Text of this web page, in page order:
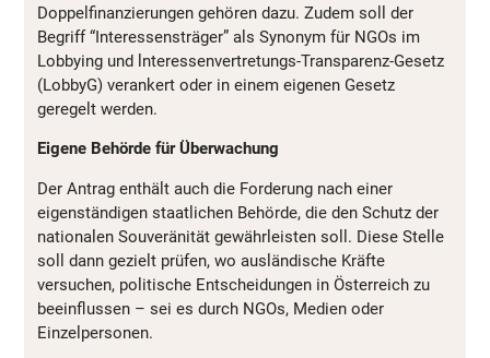
Doppelfinanzierungen gehören dazu. Zudem soll der
Begriff “Interessensträger” als Synonym für NGOs im
Lobbying und lnteressenvertretungs-Transparenz-Gesetz
(LobbyG) verankert oder in einem eigenen Gesetz
geregelt werden.
Eigene Behörde für Überwachung
Der Antrag enthält auch die Forderung nach einer
eigenständigen staatlichen Behörde, die den Schutz der
nationalen Souveränität gewährleisten soll. Diese Stelle
soll dann gezielt prüfen, wo ausländische Kräfte
versuchen, politische Entscheidungen in Österreich zu
beeinflussen – sei es durch NGOs, Medien oder
Einzelpersonen.